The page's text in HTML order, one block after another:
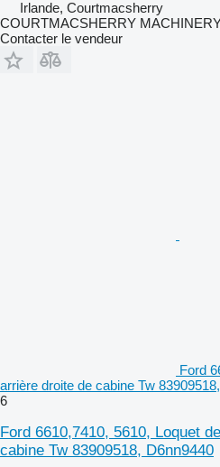
Irlande, Courtmacsherry
COURTMACSHERRY
Contacter le vendeur
Ford
arrière droite de cabine Tw
6
Ford 6610,7410, 5610, Loquet
cabine Tw 83909518, D6nn9440